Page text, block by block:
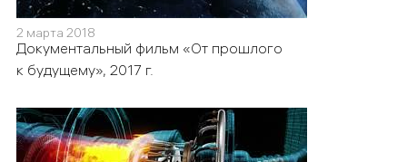
2 марта 2018
Документальный фильм «От прошлого
к будущему», 2017 г.